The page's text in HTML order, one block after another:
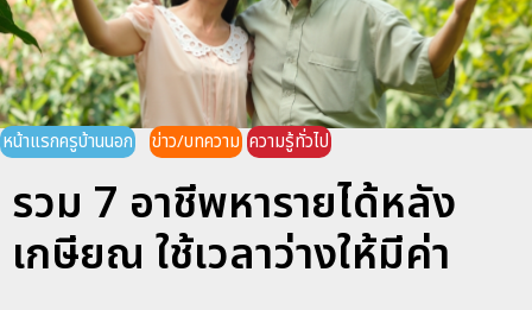
หน้าแรกครูบ้านนอก ข่าว/บทความ ความรู้ทั่วไป
รวม 7 อาชีพหารายได้หลัง
เกษียณ ใช้เวลาว่างให้มีค่า